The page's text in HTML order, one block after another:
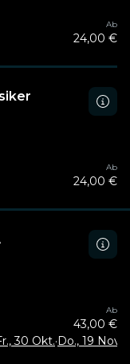
Ab
24,00 €
Ab
24,00 €
Ab
43,00 €
30 Okt.·Do., 19 Nov.